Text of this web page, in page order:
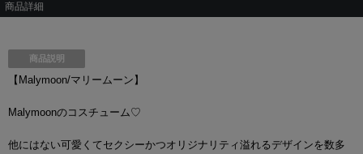
商品詳細
商品説明
【Malymoon/マリームーン】
Malymoonのコスチューム♡
他にはない可愛くてセクシーかつオリジナリティ溢れるデザインを数多